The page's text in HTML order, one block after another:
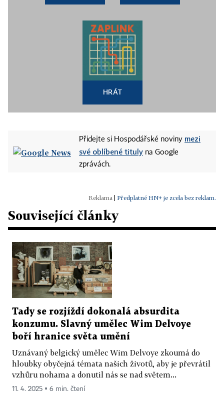
HRÁT
Přidejte si Hospodářské noviny mezi
své oblíbené tituly na Google
zprávách.
| Předplatné HN+ je zcela bez reklam.
Související články
Tady se rozjíždí dokonalá absurdita
konzumu. Slavný umělec Wim Delvoye
boří hranice světa umění
Uznávaný belgický umělec Wim Delvoye zkoumá do
hloubky obyčejná témata našich životů, aby je převrátil
vzhůru nohama a donutil nás se nad světem...
11. 4. 2025 ▪ 6 min. čtení